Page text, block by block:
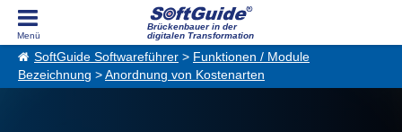
Brückenbauer in der
digitalen Transformation
SoftGuide Softwareführer > Funktionen / Module
Bezeichnung > Anordnung von Kostenarten